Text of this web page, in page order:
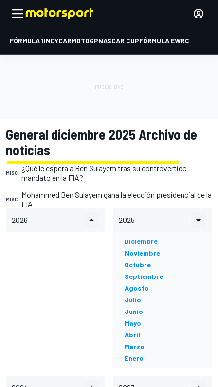
FÓRMULA 1INDYCARMOTOGPNASCAR CUPFÓRMULA EWRC
General diciembre 2025 Archivo de
noticias
MISC
¿Qué le espera a Ben Sulayem tras su controvertido
mandato en la FIA?
MISC
Mohammed Ben Sulayem gana la elección presidencial de la
FIA
2026
2025
Diciembre
Noviembre
Octubre
Septiembre
Agosto
Julio
Junio
Mayo
Abril
Marzo
Enero